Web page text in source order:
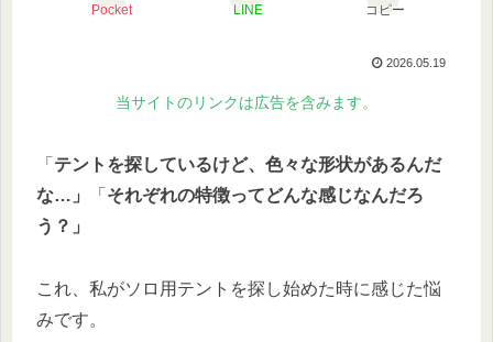
Pocket LINE コピー
2026.05.19
当サイトのリンクは広告を含みます。
「 テントを探しているけど、色々な形状があるんだ
な…」
「 それぞれの特徴ってどんな感じなんだろ
う？」
これ、私がソロ用テントを探し始めた時に感じた悩
みです。